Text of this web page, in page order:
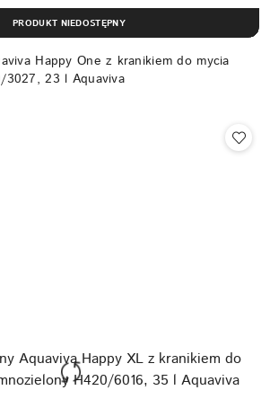
Happy One z kranikiem do mycia
3027, 23 l Aquaviva
PRODUKT NIEDOSTĘPNY